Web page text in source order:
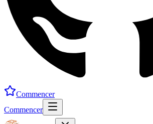
Commencer
Commencer